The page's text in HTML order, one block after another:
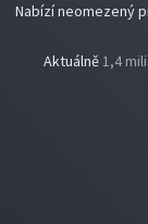
Nabízí neomezený
Aktuálně1,4